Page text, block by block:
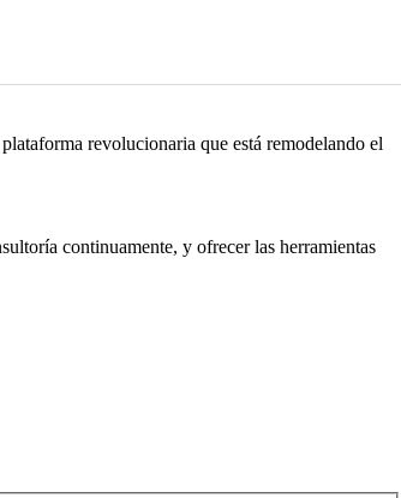
revolucionaria que está remodelando el
continuamente, y ofrecer las herramientas